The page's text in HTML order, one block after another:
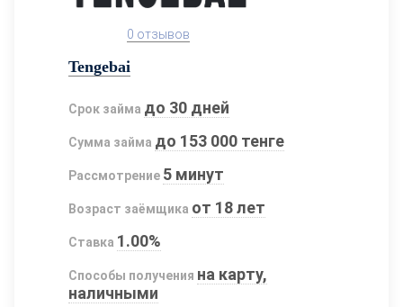
0 отзывов
Tengebai
Срок займа до 30 дней
Сумма займа до 153 000 тенге
Рассмотрение 5 минут
Возраст заёмщика от 18 лет
Ставка 1.00%
Способы получения на карту,
наличными